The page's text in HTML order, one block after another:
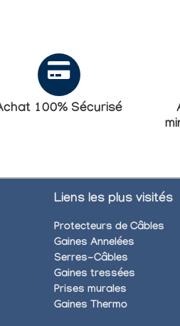
100% Sécurisé
Liens les plus visités
Protecteurs de Câbles
Gaines Annelées
Serres-Câbles
Gaines tressées
Prises murales
Gaines Thermo